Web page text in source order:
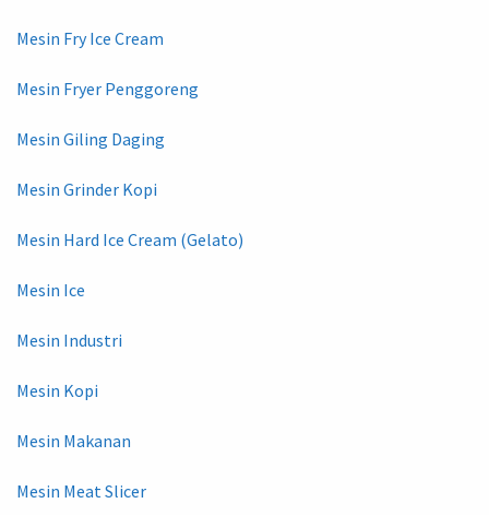
Mesin Fry Ice Cream
Mesin Fryer Penggoreng
Mesin Giling Daging
Mesin Grinder Kopi
Mesin Hard Ice Cream (Gelato)
Mesin Ice
Mesin Industri
Mesin Kopi
Mesin Makanan
Mesin Meat Slicer